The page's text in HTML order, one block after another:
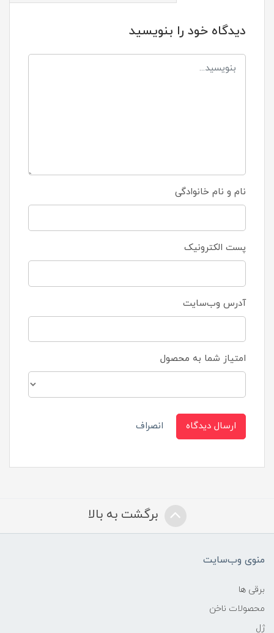
دیدگاه خود را بنویسید
نام و نام خانوادگی
پست الکترونیک
آدرس وب‌سایت
امتیاز شما به محصول
ارسال دیدگاه انصراف
برگشت به بالا
منوی وب‌سایت
برقی ها
محصولات ناخن
ژل